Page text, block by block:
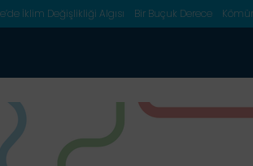
İklim Değişlikliği Algısı Bir Buçuk Derece